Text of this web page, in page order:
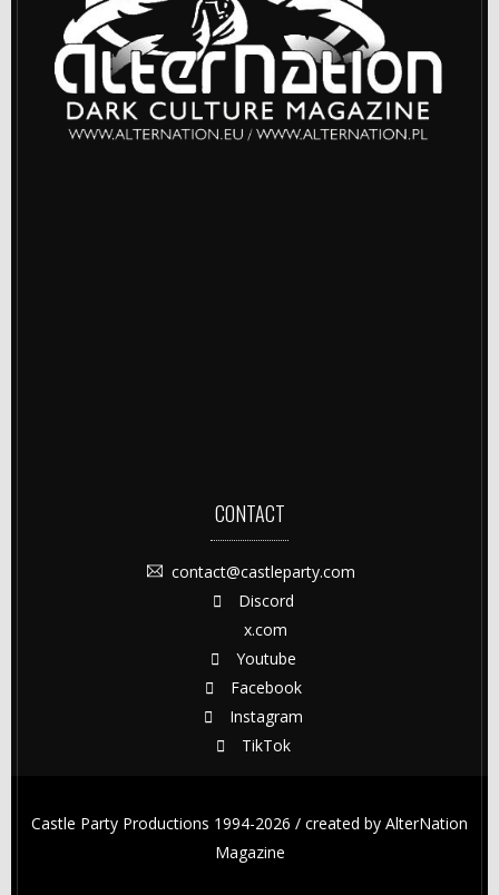
CONTACT
contact@castleparty.com
Discord
x.com
Youtube
Facebook
Instagram
TikTok
Castle Party Productions 1994-2026 / created by AlterNation
Magazine